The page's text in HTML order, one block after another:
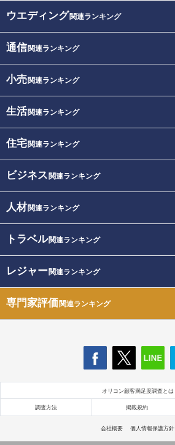
ウエディング関連ランキング
通信関連ランキング
小売関連ランキング
生活関連ランキング
住宅関連ランキング
ビジネス 関連ランキング
人材関連ランキング
トラベル関連ランキング
レジャー関連ランキング
専門家評価関連ランキング
オリコン顧客満足度調査とは
調査方法 掲載規約
会社概要 個人情報保護方針